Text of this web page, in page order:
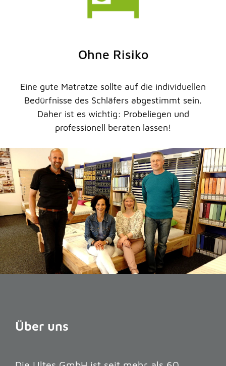
Ohne Risiko
Eine gute Matratze sollte auf die individuellen
Bedürfnisse des Schläfers abgestimmt sein.
Daher ist es wichtig: Probeliegen und
professionell beraten lassen!
Über uns